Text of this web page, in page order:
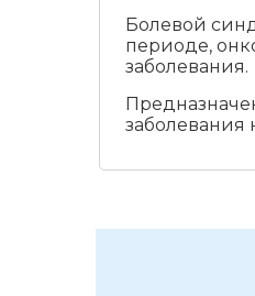
Болевой
периоде,
заболевания.
заболевания